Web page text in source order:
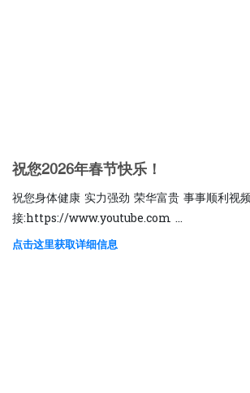
祝您2026年春节快乐！
祝您身体健康 实力强劲 荣华富贵 事事顺利视
接:https://www.youtube.com ...
点击这里获取详细信息